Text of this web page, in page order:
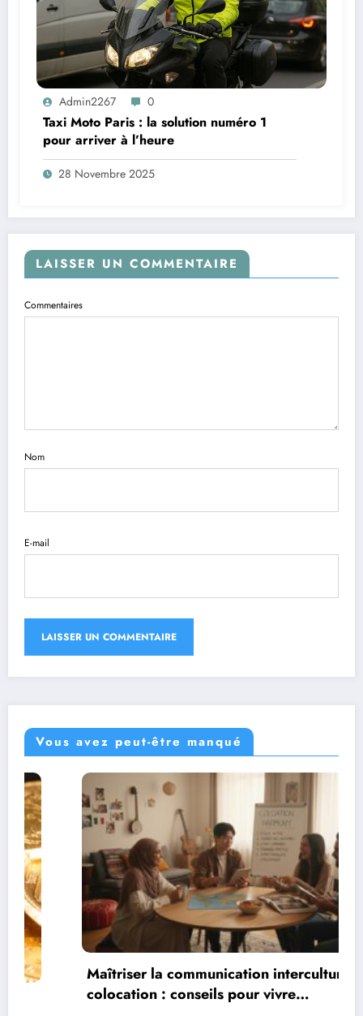
Admin2267 0
Taxi Moto Paris : la solution numéro 1
pour arriver à l’heure
28 Novembre 2025
LAISSER UN COMMENTAIRE
Commentaires
Nom
E-mail
Vous avez peut-être manqué
Maîtriser la communication interculturelle en
colocation : conseils pour vivre